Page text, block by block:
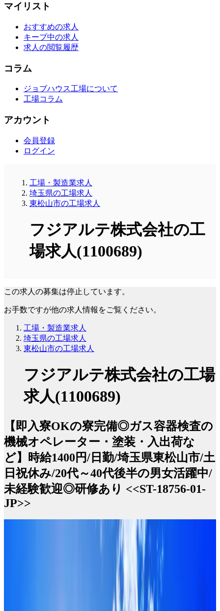
マイリスト
おすすめの求人
キープ中の求人
求人の閲覧履歴
コラム
ジョブハウス工場について
工場コラム
アカウント
会員登録
ログイン
工場・製造業求人
埼玉県の工場求人
東松山市の工場求人
フジアルテ株式会社の工
場求人(1100689)
この求人の募集は停止しています。
お手数ですが他の求人情報をご覧ください。
工場・製造業求人
埼玉県の工場求人
東松山市の工場求人
フジアルテ株式会社の工場
求人(1100689)
【即入寮OKの寮完備◎ガス容器検査の
機械オペレーター・塗装・入出荷な
ど】時給1400円/日勤/埼玉県東松山市/土
日祝休み/20代～40代後半の男女活躍中/
未経験歓迎◎研修あり <<ST-18756-01-
JP>>